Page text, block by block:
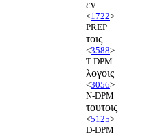
εν
<1722>
PREP
τοις
<3588>
T-DPM
λογοις
<3056>
N-DPM
τουτοις
<5125>
D-DPM